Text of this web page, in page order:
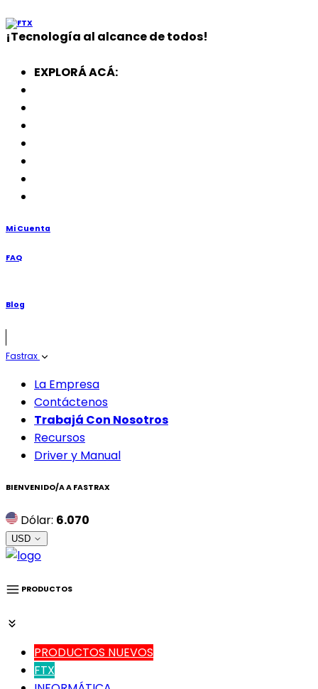
¡Tecnología al alcance de todos!
EXPLORÁ ACÁ:
Mi Cuenta
FAQ
Blog
Fastrax
La Empresa
Contáctenos
Trabajá Con Nosotros
Recursos
Driver y Manual
BIENVENIDO/A A FASTRAX
Dólar: 6.070
USD
PRODUCTOS
PRODUCTOS NUEVOS
FTX